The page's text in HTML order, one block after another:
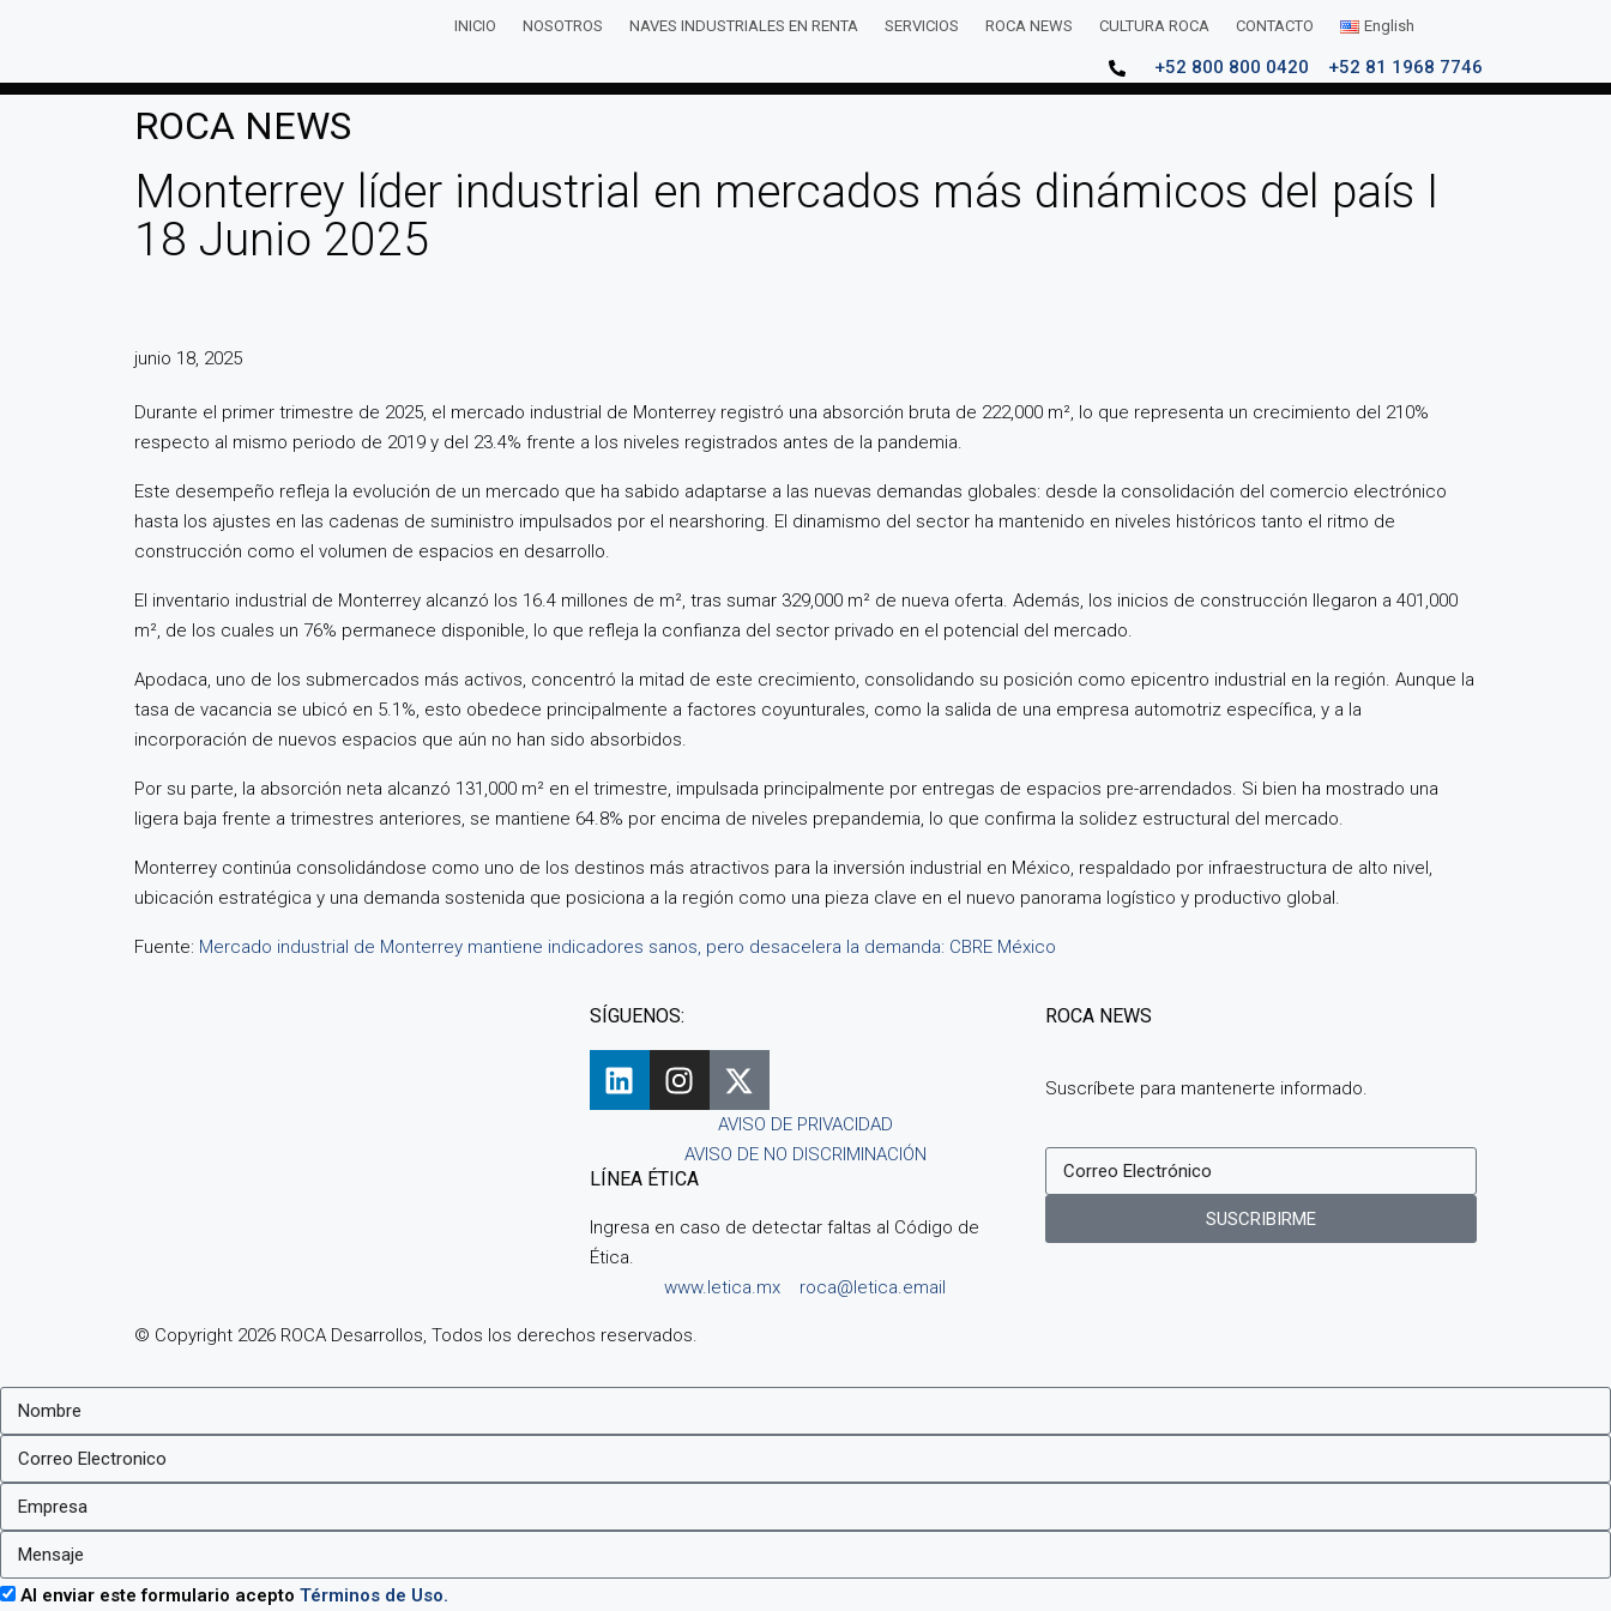
INICIO NOSOTROS NAVES INDUSTRIALES EN RENTA SERVICIOS ROCA NEWS CULTURA ROCA CONTACTO English
+52 800 800 0420 +52 81 1968 7746
ROCA NEWS
Monterrey líder industrial en mercados más dinámicos del país I
18 Junio 2025
junio 18, 2025
Durante el primer trimestre de 2025, el mercado industrial de Monterrey registró una absorción bruta de 222,000 m², lo que representa un crecimiento del 210%
respecto al mismo periodo de 2019 y del 23.4% frente a los niveles registrados antes de la pandemia.
Este desempeño refleja la evolución de un mercado que ha sabido adaptarse a las nuevas demandas globales: desde la consolidación del comercio electrónico
hasta los ajustes en las cadenas de suministro impulsados por el nearshoring. El dinamismo del sector ha mantenido en niveles históricos tanto el ritmo de
construcción como el volumen de espacios en desarrollo.
El inventario industrial de Monterrey alcanzó los 16.4 millones de m², tras sumar 329,000 m² de nueva oferta. Además, los inicios de construcción llegaron a 401,000
m², de los cuales un 76% permanece disponible, lo que refleja la confianza del sector privado en el potencial del mercado.
Apodaca, uno de los submercados más activos, concentró la mitad de este crecimiento, consolidando su posición como epicentro industrial en la región. Aunque la
tasa de vacancia se ubicó en 5.1%, esto obedece principalmente a factores coyunturales, como la salida de una empresa automotriz específica, y a la
incorporación de nuevos espacios que aún no han sido absorbidos.
Por su parte, la absorción neta alcanzó 131,000 m² en el trimestre, impulsada principalmente por entregas de espacios pre-arrendados. Si bien ha mostrado una
ligera baja frente a trimestres anteriores, se mantiene 64.8% por encima de niveles prepandemia, lo que confirma la solidez estructural del mercado.
Monterrey continúa consolidándose como uno de los destinos más atractivos para la inversión industrial en México, respaldado por infraestructura de alto nivel,
ubicación estratégica y una demanda sostenida que posiciona a la región como una pieza clave en el nuevo panorama logístico y productivo global.
Fuente: Mercado industrial de Monterrey mantiene indicadores sanos, pero desacelera la demanda: CBRE México
SÍGUENOS:
AVISO DE PRIVACIDAD
AVISO DE NO DISCRIMINACIÓN
LÍNEA ÉTICA
Ingresa en caso de detectar faltas al Código de
Ética.
www.letica.mx
roca@letica.email
ROCA NEWS
Suscríbete para mantenerte informado.
SUSCRIBIRME
© Copyright 2026 ROCA Desarrollos, Todos los derechos reservados.
Al enviar este formulario acepto Términos de Uso.